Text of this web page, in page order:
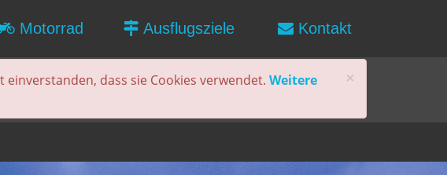
×
dass sie Cookies verwendet. Weitere
Motorrad Ausflugsziele Kontakt